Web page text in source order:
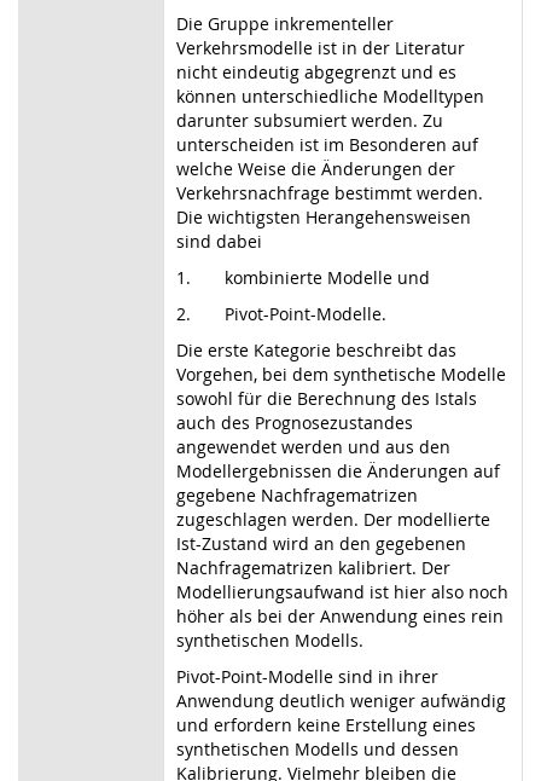
Die Gruppe inkrementeller
Verkehrsmodelle ist in der Literatur
nicht eindeutig abgegrenzt und es
können unterschiedliche Modelltypen
darunter subsumiert werden. Zu
unterscheiden ist im Besonderen auf
welche Weise die Änderungen der
Verkehrsnachfrage bestimmt werden.
Die wichtigsten Herangehensweisen
sind dabei
1. kombinierte Modelle und
2. Pivot-Point-Modelle.
Die erste Kategorie beschreibt das
Vorgehen, bei dem synthetische Modelle
sowohl für die Berechnung des Istals
auch des Prognosezustandes
angewendet werden und aus den
Modellergebnissen die Änderungen auf
gegebene Nachfragematrizen
zugeschlagen werden. Der modellierte
Ist-Zustand wird an den gegebenen
Nachfragematrizen kalibriert. Der
Modellierungsaufwand ist hier also noch
höher als bei der Anwendung eines rein
synthetischen Modells.
Pivot-Point-Modelle sind in ihrer
Anwendung deutlich weniger aufwändig
und erfordern keine Erstellung eines
synthetischen Modells und dessen
Kalibrierung. Vielmehr bleiben die